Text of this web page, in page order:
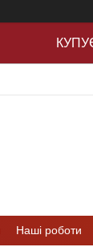
Наші роботи